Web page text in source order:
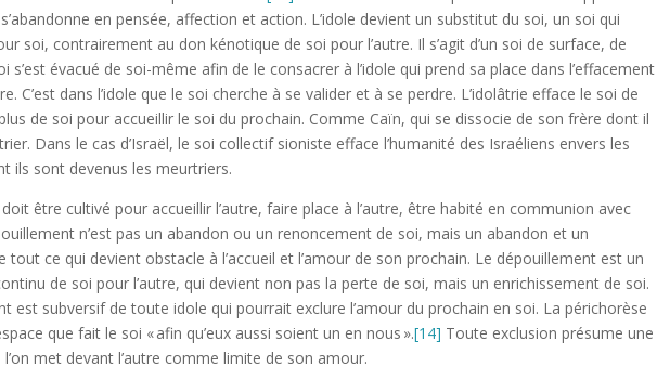
en pensée, affection et action. L’idole devient un substitut du soi, un soi qui
soi, contrairement au don kénotique de soi pour l’autre. Il s’agit d’un soi de surface, de
s’est évacué de soi-même afin de le consacrer à l’idole qui prend sa place dans l’effacement
C’est dans l’idole que le soi cherche à se valider et à se perdre. L’idolâtrie efface le soi de
plus de soi pour accueillir le soi du prochain. Comme Caïn, qui se dissocie de son frère dont il
Dans le cas d’Israël, le soi collectif sioniste efface l’humanité des Israéliens envers les
ils sont devenus les meurtriers.
être cultivé pour accueillir l’autre, faire place à l’autre, être habité en communion avec
n’est pas un abandon ou un renoncement de soi, mais un abandon et un
tout ce qui devient obstacle à l’accueil et l’amour de son prochain. Le dépouillement est un
de soi pour l’autre, qui devient non pas la perte de soi, mais un enrichissement de soi.
est subversif de toute idole qui pourrait exclure l’amour du prochain en soi. La périchorèse
que fait le soi « afin qu’eux aussi soient un en nous ».[14] Toute exclusion présume une
met devant l’autre comme limite de son amour.